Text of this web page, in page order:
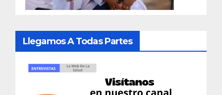
Llegamos A Todas Partes